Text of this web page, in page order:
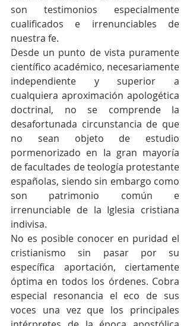
son testimonios especialmente
cualificados e irrenunciables de
nuestra fe.
Desde un punto de vista puramente
científico académico, necesariamente
independiente y superior a
cualquiera aproximación apologética
doctrinal, no se comprende la
desafortunada circunstancia de que
no sean objeto de estudio
pormenorizado en la gran mayoría
de facultades de teología protestante
españolas, siendo sin embargo como
son patrimonio común e
irrenunciable de la Iglesia cristiana
indivisa.
No es posible conocer en puridad el
cristianismo sin pasar por su
específica aportación, ciertamente
óptima en todos los órdenes. Cobra
especial resonancia el eco de sus
voces una vez que los principales